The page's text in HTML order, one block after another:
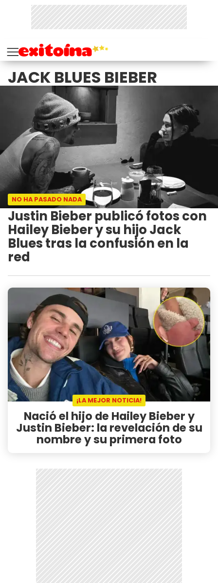
JACK BLUES BIEBER
NO HA PASADO NADA
Justin Bieber publicó fotos con
Hailey Bieber y su hijo Jack
Blues tras la confusión en la
red
¡LA MEJOR NOTICIA!
Nació el hijo de Hailey Bieber y
Justin Bieber: la revelación de su
nombre y su primera foto